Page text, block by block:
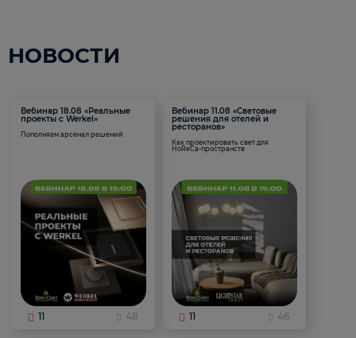
НОВОСТИ
Вебинар 18.08 «Реальные
проекты с Werkel»
Пополняем арсенал решений
11 48
Вебинар 11.08 «Световые
решения для отелей и
ресторанов»
Как проектировать свет для
HoReCa-пространств
11 46